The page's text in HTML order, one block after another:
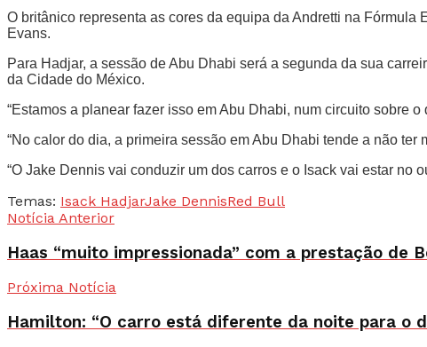
O britânico representa as cores da equipa da Andretti na
Evans.
Para Hadjar, a sessão de Abu Dhabi será a segunda da sua
da Cidade do México.
“Estamos a planear fazer isso em Abu Dhabi, num circuito sobre
“No calor do dia, a primeira sessão em Abu Dhabi tende a não
“O Jake Dennis vai conduzir um dos carros e o Isack vai estar no
Temas: Isack HadjarJake DennisRed Bull
Notícia Anterior
Haas “muito impressionada” com a prestação de
Próxima Notícia
Hamilton: “O carro está diferente da noite para o